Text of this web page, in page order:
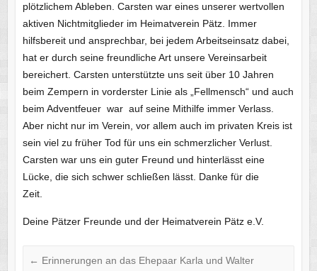
plötzlichem Ableben. Carsten war eines unserer wertvollen
aktiven Nichtmitglieder im Heimatverein Pätz. Immer
hilfsbereit und ansprechbar, bei jedem Arbeitseinsatz dabei,
hat er durch seine freundliche Art unsere Vereinsarbeit
bereichert. Carsten unterstützte uns seit über 10 Jahren
beim Zempern in vorderster Linie als „Fellmensch“ und auch
beim Adventfeuer war auf seine Mithilfe immer Verlass.
Aber nicht nur im Verein, vor allem auch im privaten Kreis ist
sein viel zu früher Tod für uns ein schmerzlicher Verlust.
Carsten war uns ein guter Freund und hinterlässt eine
Lücke, die sich schwer schließen lässt. Danke für die
Zeit.
Deine Pätzer Freunde und der Heimatverein Pätz e.V.
← Erinnerungen an das Ehepaar Karla und Walter